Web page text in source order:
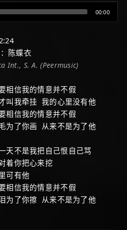
00:00
陈蝶衣
Int., S. A. (Peermusic)
相信我的情意并不假
叫我牵挂 我的心里没有他
相信我的情意并不假
为了你画 从来不是为了他
天不是我把自己恨自己骂
着你把心来挖
可有他
相信我的情意并不假
为了你擦 从来不是为了他